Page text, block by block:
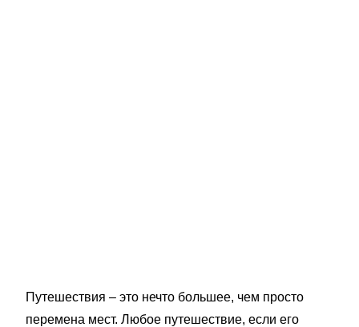
Путешествия – это нечто большее, чем просто
перемена мест. Любое путешествие, если его